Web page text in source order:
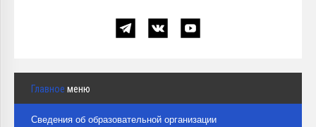
Главное меню
Сведения об образовательной организации